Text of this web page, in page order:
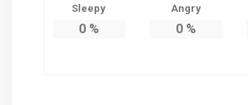
Sleepy
0%
Angry
0%